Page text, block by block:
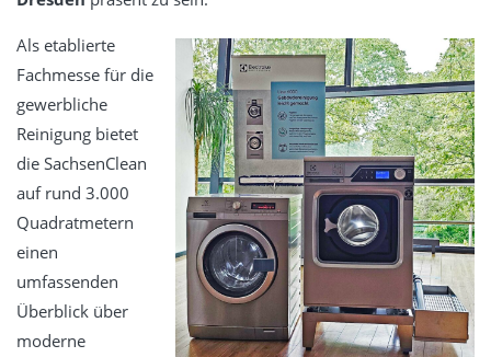
Finishgeräte
Zubehör & Wäschereieinrichtung
Dosiertechnik
Wäschekennzeichnung
Luftdesinfektion durch UV-Strahlung
Gebrauchte Wäschereitechnik
Service
Essentia -Wartungsverträge
Als etablierte
Fachmesse für die
gewerbliche
Reinigung bietet
die SachsenClean
auf rund 3.000
Quadratmetern
einen
umfassenden
Überblick über
moderne